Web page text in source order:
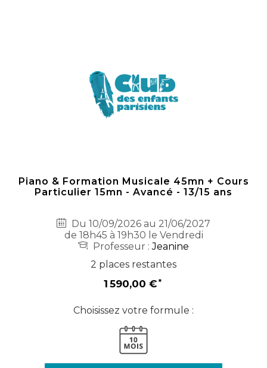
Piano & Formation Musicale 45mn + Cours
Particulier 15mn - Avancé - 13/15 ans
Du 10/09/2026 au 21/06/2027
de 18h45 à 19h30 le Vendredi
Professeur :Jeanine
2 places restantes
1 590,00 €
Choisissez votre formule :